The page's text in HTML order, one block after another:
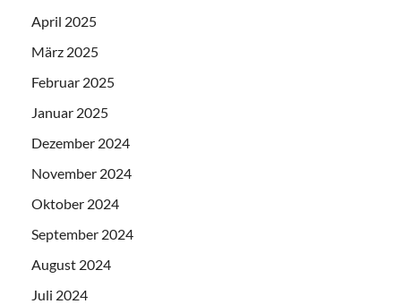
April 2025
März 2025
Februar 2025
Januar 2025
Dezember 2024
November 2024
Oktober 2024
September 2024
August 2024
Juli 2024